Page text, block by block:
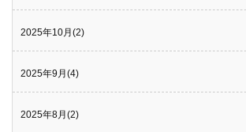
2025年10月(2)
2025年9月(4)
2025年8月(2)